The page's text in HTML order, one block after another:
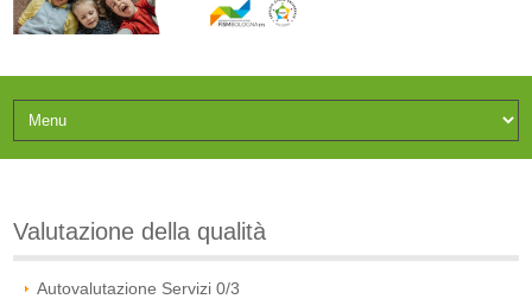
Valutazione della qualità
Autovalutazione Servizi 0/3